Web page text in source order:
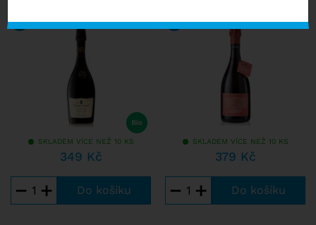
92 / 100 RAFFAELE VECCHIONE
SKLADEM VÍCE NEŽ 10 KS
349 Kč
− +
91 / 100 WINE ENTHUSIAST
SKLADEM VÍCE NEŽ 10 KS
379 Kč
− +